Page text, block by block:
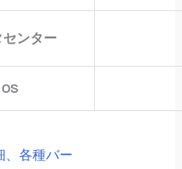
ンター
OS
、各種バー